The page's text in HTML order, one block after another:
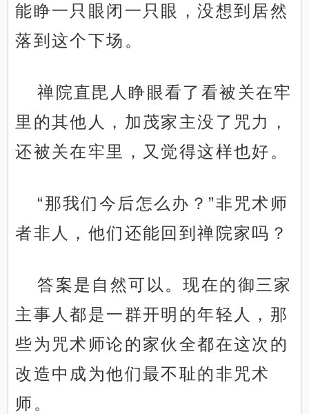
能睁一只眼闭一只眼，没想到居然
落到这个下场。
禅院直毘人睁眼看了看被关在牢
里的其他人，加茂家主没了咒力，
还被关在牢里，又觉得这样也好。
“那我们今后怎么办？”非咒术师
者非人，他们还能回到禅院家吗？
答案是自然可以。现在的御三家
主事人都是一群开明的年轻人，那
些为咒术师论的家伙全都在这次的
改造中成为他们最不耻的非咒术
师。